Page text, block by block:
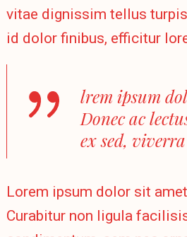
vitae dignissim tellus
id dolor finibus, efficitur
lrem ipsum
Donec ac
ex sed,
Lorem ipsum dolor sit
Curabitur non ligula